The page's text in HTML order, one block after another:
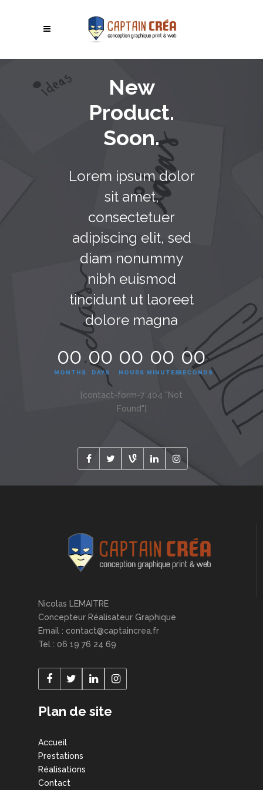
New
Product.
Soon.
Lorem ipsum dolor
sit amet,
consectetuer
adipiscing elit, sed
diam nonummy
nibh euismod
tincidunt ut laoreet
dolore magna
00
MONTHS
00
DAYS
00
HOURS
00
MINUTES
00
SECONDS
[contact-form-7 404 "Not
Found"]
Nicolas LEMAITRE
Concepteur Réalisateur Graphique
Email : contact@captaincrea.fr
Tel : 06 19 76 24 69
Plan de site
Accueil
Prestations
Réalisations
Contact